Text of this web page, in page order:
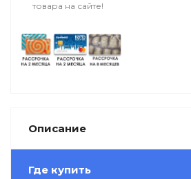
товара на сайте!
Описание
Где купить